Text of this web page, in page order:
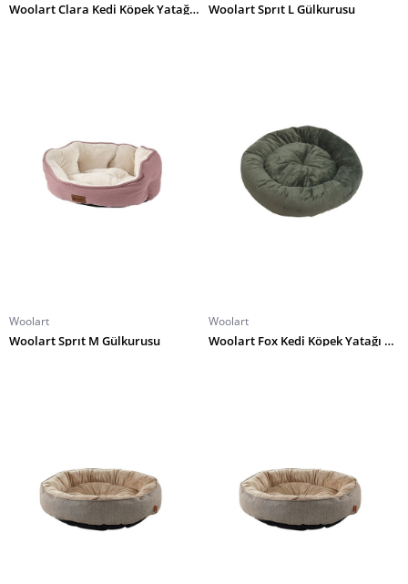
Woolart Clara Kedi Köpek Yatağı M Yeşil Woolart Sprıt L Gülkurusu
Woolart
Woolart Sprıt M Gülkurusu
Woolart
Woolart Fox Kedi Köpek Yatağı S Yeşil